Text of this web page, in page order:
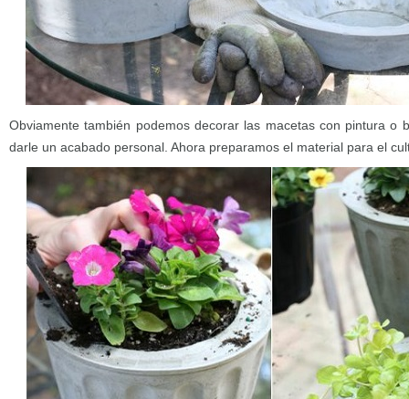
Obviamente también podemos decorar las macetas con pintura o
darle un acabado personal. Ahora preparamos el material para el